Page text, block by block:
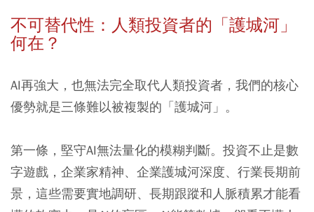
不可替代性：人類投資者的「護城河」
何在？
AI再強大，也無法完全取代人類投資者，我們的核心
優勢就是三條難以被複製的「護城河」。
第一條，堅守AI無法量化的模糊判斷。 投資不止是數
字遊戲，企業家精神、企業護城河深度、行業長期前
景，這些需要實地調研、長期跟蹤和人脈積累才能看